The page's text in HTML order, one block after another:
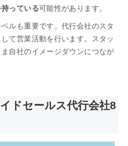
っている可能性があります。
ルも重要です。代行会社のスタ
て営業活動を行います。スタッ
自社のイメージダウンにつなが
ドセールス代行会社8